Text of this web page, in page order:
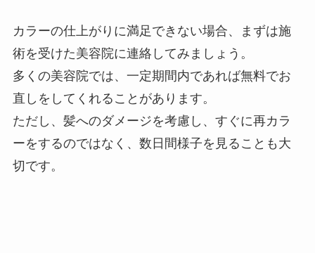
カラーの仕上がりに満足できない場合、
まずは施
術を受けた美容院に連絡 してみましょう。
多くの美容院では、一定期間内であれば無料でお
直しをしてくれることがあります。
ただし、髪へのダメージを考慮し、すぐに再カラ
ーをするのではなく、 数日間様子を見ること も大
切です。